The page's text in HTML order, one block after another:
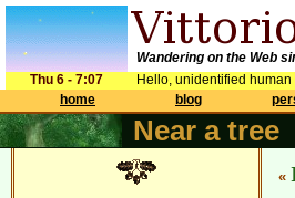
Wandering on the Web
Thu 6 - 7:07
Hello, unidentified human
home
blog
Near a tree
«